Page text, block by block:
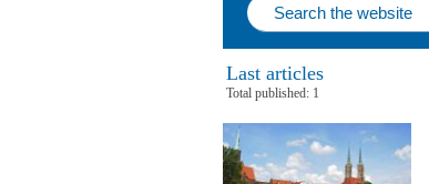
Last articles
Total published: 1